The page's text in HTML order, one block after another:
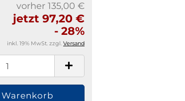
vorher 135,00 €
jetzt 97,20 €
- 28%
inkl. 19% MwSt. zzgl. Versand